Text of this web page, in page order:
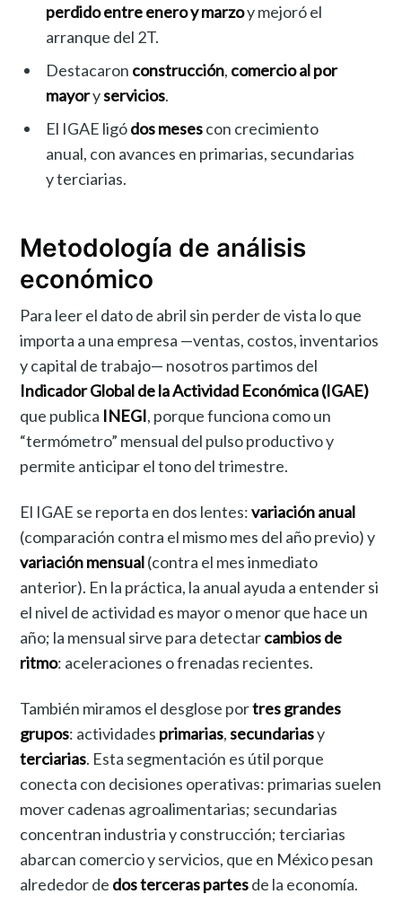
perdido entre enero y marzoy mejoró el
arranque del 2T.
Destacaron construcción, comercio al por
mayoryservicios.
El IGAE ligódos mesescon crecimiento
anual, con avances en primarias, secundarias
y terciarias.
Metodología de análisis
económico
Para leer el dato de abril sin perder de vista lo que
importa a una empresa —ventas, costos, inventarios
y capital de trabajo— nosotros partimos del
Indicador Global de la Actividad Económica (IGAE)
que publica INEGI, porque funciona como un
“termómetro” mensual del pulso productivo y
permite anticipar el tono del trimestre.
El IGAE se reporta en dos lentes:variación anual
(comparación contra el mismo mes del año previo) y
variación mensual(contra el mes inmediato
anterior). En la práctica, la anual ayuda a entender si
el nivel de actividad es mayor o menor que hace un
año; la mensual sirve para detectarcambios de
ritmo: aceleraciones o frenadas recientes.
También miramos el desglose portres grandes
grupos: actividades primarias,secundariasy
terciarias. Esta segmentación es útil porque
conecta con decisiones operativas: primarias suelen
mover cadenas agroalimentarias; secundarias
concentran industria y construcción; terciarias
abarcan comercio y servicios, que en México pesan
alrededor de dos terceras partesde la economía.